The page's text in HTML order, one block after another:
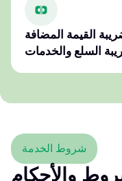
القيمة المضافة
شروط الخدمة
والأحكام